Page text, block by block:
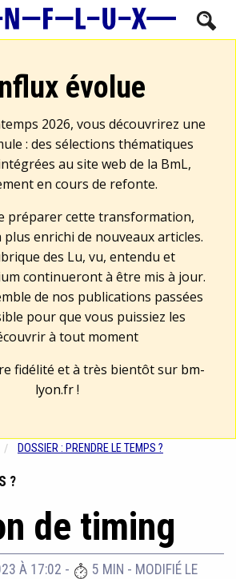
évolue
2026, vous découvrirez une
: des sélections thématiques
au site web de la BmL,
en cours de refonte.
préparer cette transformation,
plus enrichi de nouveaux articles.
des Lu, vu, entendu et
continueront à être mis à jour.
de nos publications passées
pour que vous puissiez les
à tout moment
fidélité et à très bientôt sur bm-
lyon.fr!
DOSSIER : PRENDRE LE TEMPS ?
?
de timing
À 17:02 - 5 MIN - MODIFIÉ LE